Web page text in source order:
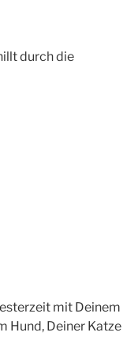
durch die
mit Deinem
Hund, Deiner Katze